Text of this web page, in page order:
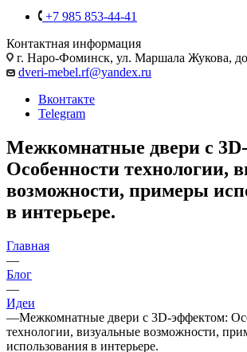
+7 985 853-44-41
Контактная информация
г. Наро-Фоминск, ул. Маршала Жукова,
dveri-mebel.rf@yandex.ru
Вконтакте
Telegram
Межкомнатные двери с
Особенности технологии,
возможности, примеры
в интерьере.
Главная
—
Блог
—
Идеи
—Межкомнатные двери с 3D-эффектом:
технологии, визуальные возможности,
использования в интерьере.